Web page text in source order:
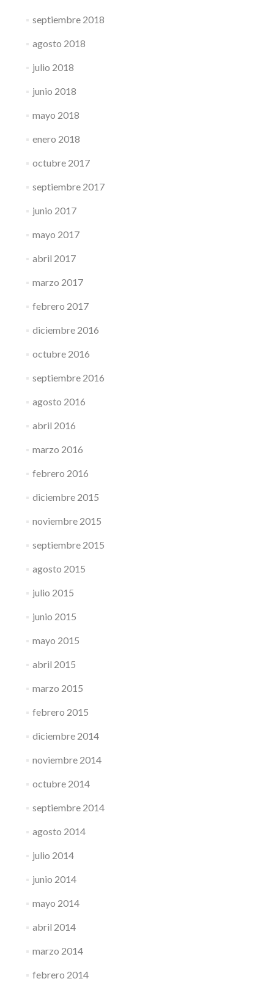
septiembre 2018
agosto 2018
julio 2018
junio 2018
mayo 2018
enero 2018
octubre 2017
septiembre 2017
junio 2017
mayo 2017
abril 2017
marzo 2017
febrero 2017
diciembre 2016
octubre 2016
septiembre 2016
agosto 2016
abril 2016
marzo 2016
febrero 2016
diciembre 2015
noviembre 2015
septiembre 2015
agosto 2015
julio 2015
junio 2015
mayo 2015
abril 2015
marzo 2015
febrero 2015
diciembre 2014
noviembre 2014
octubre 2014
septiembre 2014
agosto 2014
julio 2014
junio 2014
mayo 2014
abril 2014
marzo 2014
febrero 2014